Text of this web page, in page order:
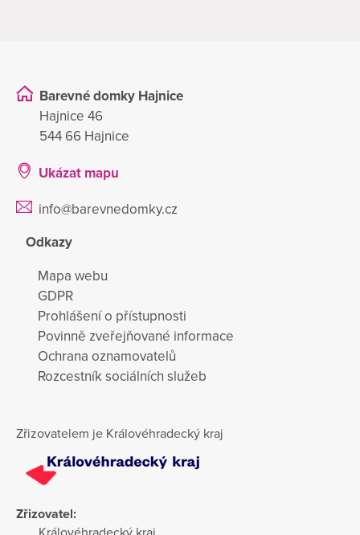
Barevné domky Hajnice
Hajnice 46
544 66 Hajnice
Ukázat mapu
info@barevnedomky.cz
Odkazy
Mapa webu
GDPR
Prohlášení o přístupnosti
Povinně zveřejňované informace
Ochrana oznamovatelů
Rozcestník sociálních služeb
Zřizovatelem je Královéhradecký kraj
Zřizovatel: